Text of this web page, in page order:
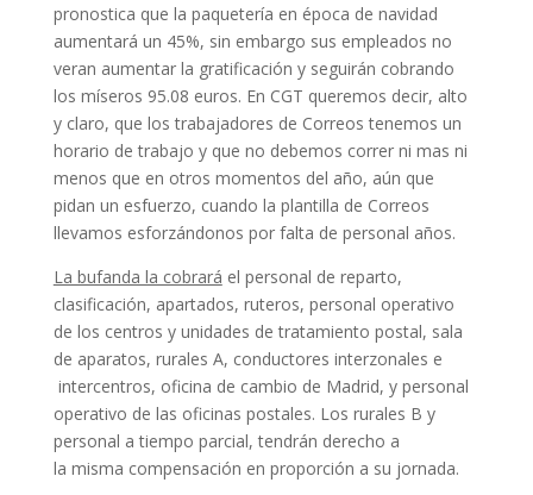
pronostica que la paquetería en época de navidad
aumentará un 45%, sin embargo sus empleados no
veran aumentar la gratificación y seguirán cobrando
los míseros 95.08 euros. En CGT queremos decir, alto
y claro, que los trabajadores de Correos tenemos un
horario de trabajo y que no debemos correr ni mas ni
menos que en otros momentos del año, aún que
pidan un esfuerzo, cuando la plantilla de Correos
llevamos esforzándonos por falta de personal años.
La bufanda la cobrará el personal de reparto,
clasificación, apartados, ruteros, personal operativo
de los centros y unidades de tratamiento postal, sala
de aparatos, rurales A, conductores interzonales e
intercentros, oficina de cambio de Madrid, y personal
operativo de las oficinas postales. Los rurales B y
personal a tiempo parcial, tendrán derecho a
la misma compensación en proporción a su jornada.